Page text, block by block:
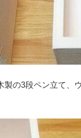
の3段ペン立て、